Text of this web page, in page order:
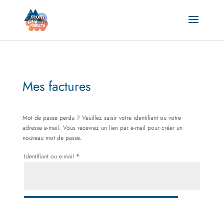
Mes factures
Mot de passe perdu ? Veuillez saisir votre identifiant ou votre
adresse e-mail. Vous recevrez un lien par e-mail pour créer un
nouveau mot de passe.
Identifiant ou e-mail *Obligatoire